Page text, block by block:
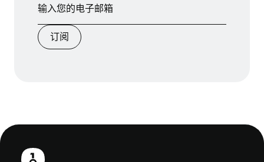
订阅
页